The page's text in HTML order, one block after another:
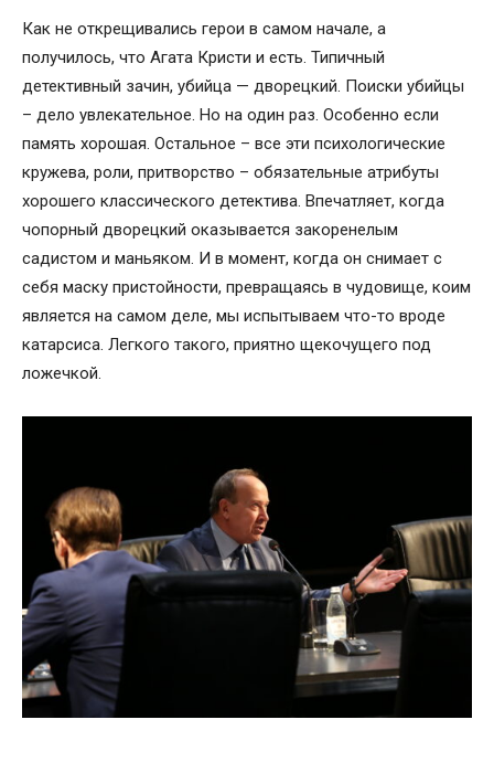
Как не открещивались герои в самом начале, а
получилось, что Агата Кристи и есть. Типичный
детективный зачин, убийца — дворецкий. Поиски убийцы
– дело увлекательное. Но на один раз. Особенно если
память хорошая. Остальное – все эти психологические
кружева, роли, притворство – обязательные атрибуты
хорошего классического детектива. Впечатляет, когда
чопорный дворецкий оказывается закоренелым
садистом и маньяком. И в момент, когда он снимает с
себя маску пристойности, превращаясь в чудовище, коим
является на самом деле, мы испытываем что-то вроде
катарсиса. Легкого такого, приятно щекочущего под
ложечкой.